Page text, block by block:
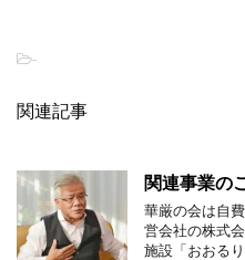
-
関連記事
関連事業の
華厳の会は自
営会社の株式
施設「おおる